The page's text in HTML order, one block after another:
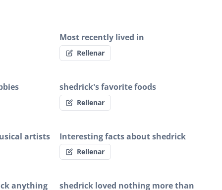
Most recently lived in
Rellenar
shedrick's favorite foods
Rellenar
artists Interesting facts about shedrick
Rellenar
anything
shedrick loved nothing more than